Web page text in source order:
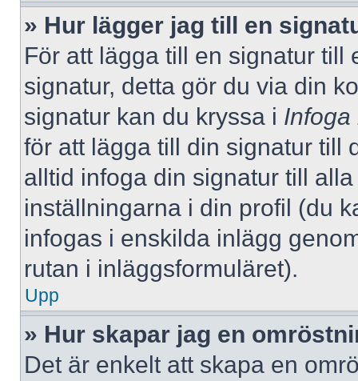
» Hur lägger jag till en
För att lägga till en signatur till
signatur, detta gör du via din
signatur kan du kryssa i Infoga
för att lägga till din signatur till
alltid infoga din signatur till
inställningarna i din profil (du
infogas i enskilda inlägg
rutan i inläggsformuläret).
Upp
» Hur skapar jag en
Det är enkelt att skapa en